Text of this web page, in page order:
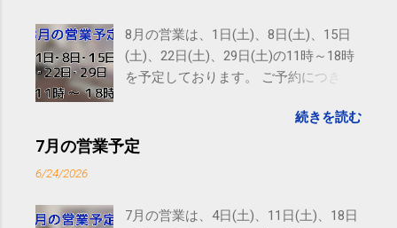
8月の営業は、1日(土)、8日(土)、15日
(土)、22日(土)、29日(土)の11時～18時
を予定しております。 ご予約につきま
す。 電話に出られないことがあります
ので、ご予約、お問い合わせは
続きを読む
7月の営業予定
6/24/2026
7月の営業は、4日(土)、11日(土)、18日